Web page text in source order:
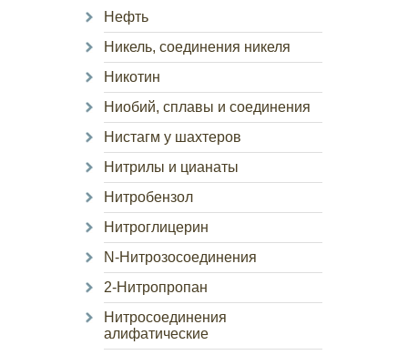
Нефть
Никель, соединения никеля
Никотин
Ниобий, сплавы и соединения
Нистагм у шахтеров
Нитрилы и цианаты
Нитробензол
Нитроглицерин
N-Нитрозосоединения
2-Нитропропан
Нитросоединения
алифатические